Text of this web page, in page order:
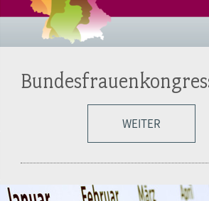
WEITER